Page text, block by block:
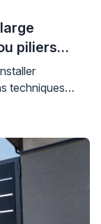
piliers
techniques
ou la
la
sur le long
[…]